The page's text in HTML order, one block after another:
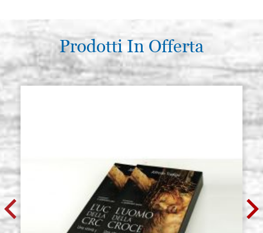
Prodotti In Offerta